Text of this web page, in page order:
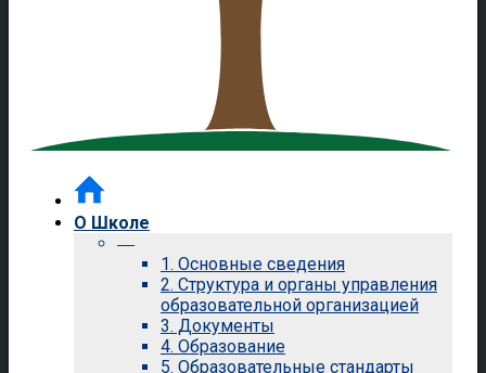
О Школе
—
1. Основные сведения
2. Структура и органы управления
образовательной организацией
3. Документы
4. Образование
5. Образовательные стандарты